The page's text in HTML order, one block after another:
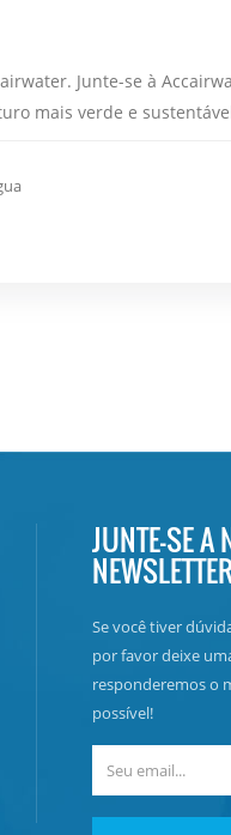
Junte-se à
mais verde e
JUNTE-SE A
Se você tiver
por favor deixe
responderemos o
possível!